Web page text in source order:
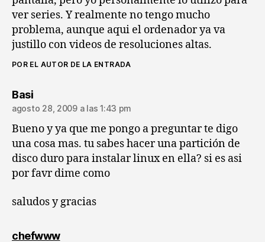
ver series. Y realmente no tengo mucho
problema, aunque aqui el ordenador ya va
justillo con videos de resoluciones altas.
POR EL AUTOR DE LA ENTRADA
Basidice:
agosto 28, 2009 a las 1:43 pm
Bueno y ya que me pongo a preguntar te digo
una cosa mas. tu sabes hacer una partición de
disco duro para instalar linux en ella? si es asi
por favr dime como
saludos y gracias
chefwwwdice: